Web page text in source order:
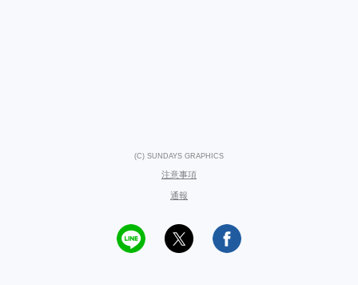
(C) SUNDAYS GRAPHICS
注意事項
通報